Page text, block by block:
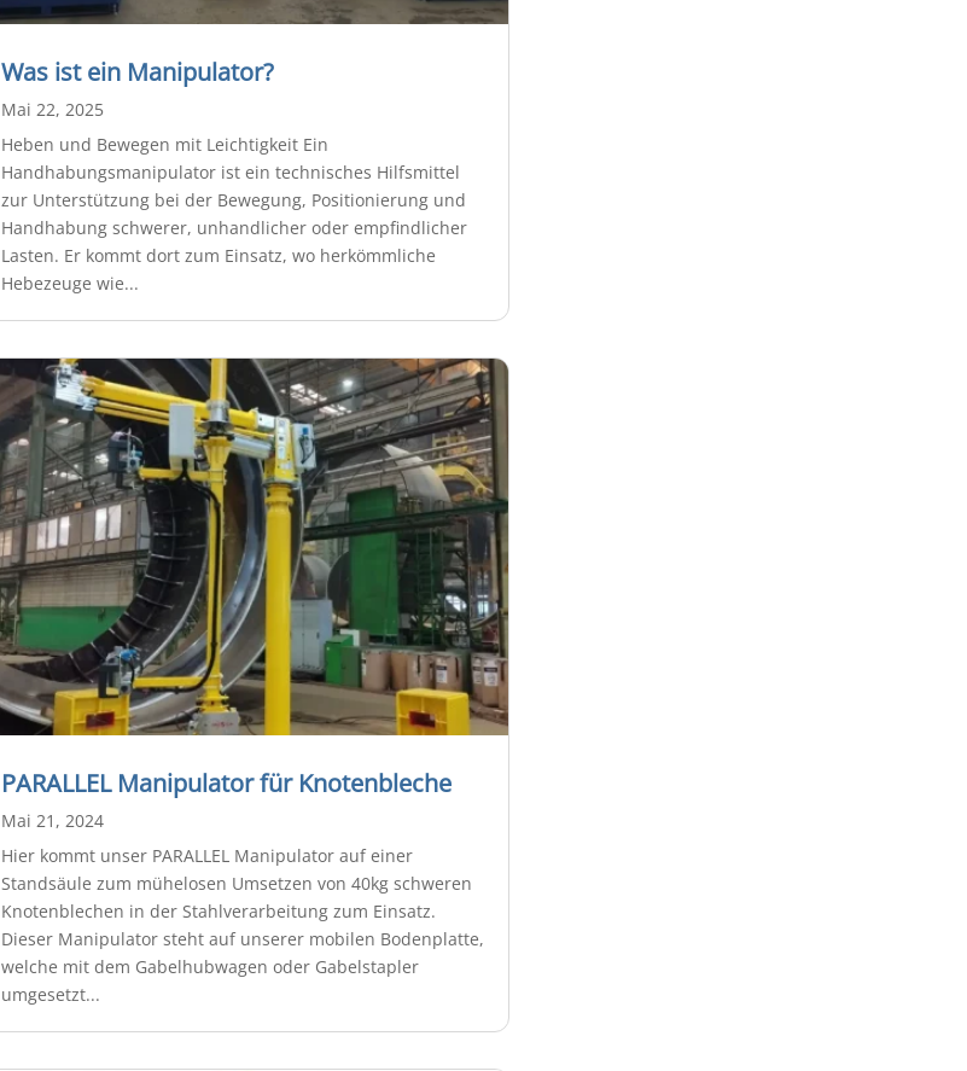
Was ist ein Manipulator?
Mai 22, 2025
Heben und Bewegen mit Leichtigkeit Ein
Handhabungsmanipulator ist ein technisches Hilfsmittel
zur Unterstützung bei der Bewegung, Positionierung und
Handhabung schwerer, unhandlicher oder empfindlicher
Lasten. Er kommt dort zum Einsatz, wo herkömmliche
Hebezeuge wie...
PARALLEL Manipulator für Knotenbleche
Mai 21, 2024
Hier kommt unser PARALLEL Manipulator auf einer
Standsäule zum mühelosen Umsetzen von 40kg schweren
Knotenblechen in der Stahlverarbeitung zum Einsatz.
Dieser Manipulator steht auf unserer mobilen Bodenplatte,
welche mit dem Gabelhubwagen oder Gabelstapler
umgesetzt...